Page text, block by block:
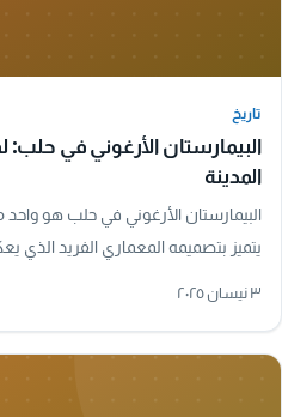
تاريخ
البيمارستان الأرغوني في
المدينة
البيمارستان الأرغوني في حلب هو
يتميز بتصميمه المعماري الفريد الذي
٣ نيسان ٢٠٢٥